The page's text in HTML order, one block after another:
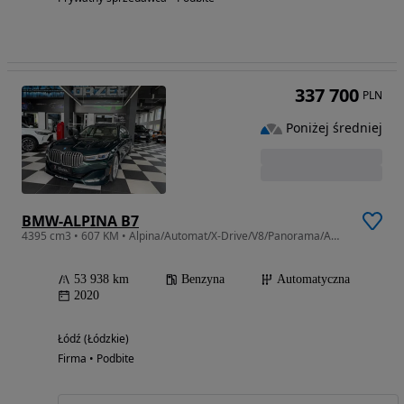
BMW-ALPINA B7
4395 cm3 • 607 KM • Alpina/Automat/X-Drive/V8/Panorama/Ambiente/Kam360/Clim 4 Strefy/B&W
53 938 km Benzyna
Automatyczna
2020
Łódź (Łódzkie)
Firma • Podbite
337 700 PLN
Poniżej średniej